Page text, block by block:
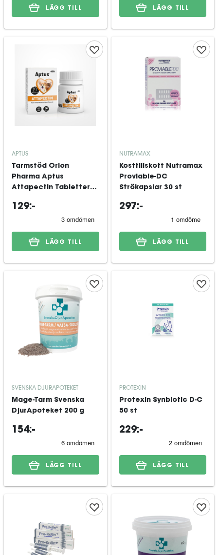
LÄGG TILL LÄGG TILL
APTUS
Tarmstöd Orion
Pharma Aptus
Attapectin Tabletter
129:-
LÄGG TILL
NUTRAMAX
Kosttillskott Nutramax
Proviable-DC
Strökapslar 30 st
297:-
LÄGG TILL
SVENSKA DJURAPOTEKET
Mage-Tarm Svenska
DjurApoteket 200 g
154:-
LÄGG TILL
PROTEXIN
Protexin Synbiotic D-C
50 st
229:-
LÄGG TILL